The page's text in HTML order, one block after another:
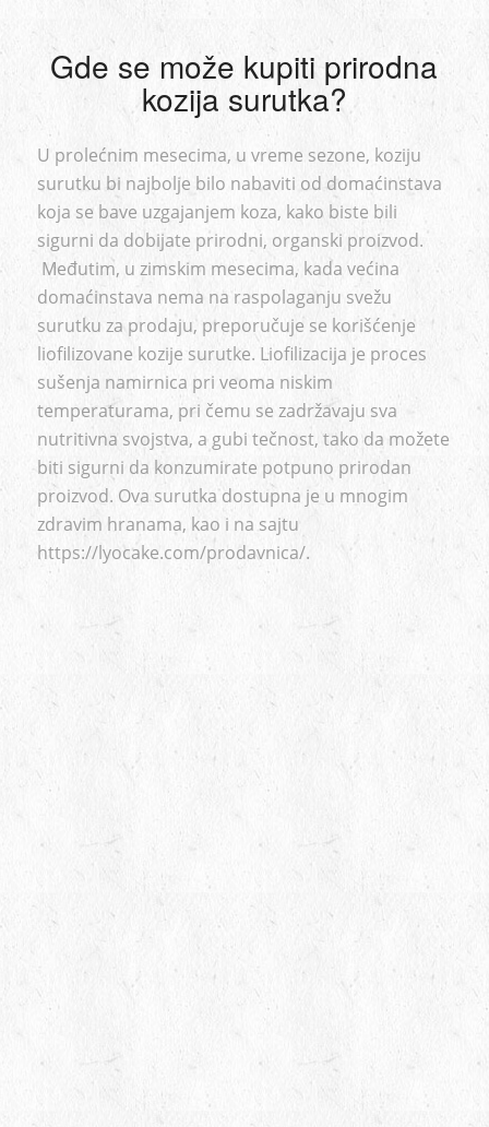
Gde se može kupiti prirodna
kozija surutka?
U prolećnim mesecima, u vreme sezone, koziju
surutku bi najbolje bilo nabaviti od domaćinstava
koja se bave uzgajanjem koza, kako biste bili
sigurni da dobijate prirodni, organski proizvod.
Međutim, u zimskim mesecima, kada većina
domaćinstava nema na raspolaganju svežu
surutku za prodaju, preporučuje se korišćenje
liofilizovane kozije surutke. Liofilizacija je proces
sušenja namirnica pri veoma niskim
temperaturama, pri čemu se zadržavaju sva
nutritivna svojstva, a gubi tečnost, tako da možete
biti sigurni da konzumirate potpuno prirodan
proizvod. Ova surutka dostupna je u mnogim
zdravim hranama, kao i na sajtu
https://lyocake.com/prodavnica/.